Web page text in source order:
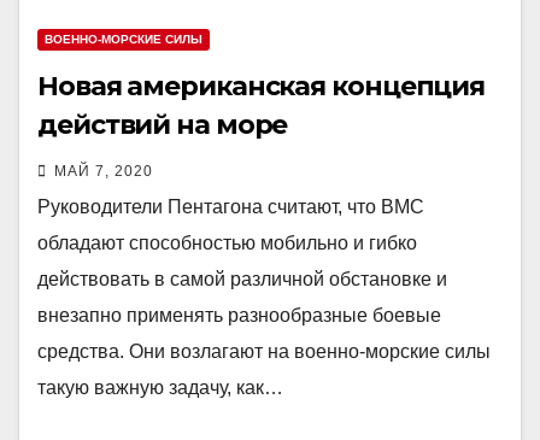
ВОЕННО-МОРСКИЕ СИЛЫ
Новая американская концепция
действий на море
МАЙ 7, 2020
Руководители Пентагона считают, что ВМС
обладают способностью мобильно и гибко
действовать в самой различной обстановке и
внезапно применять разнообразные боевые
средства. Они возлагают на военно-морские силы
такую важную задачу, как…